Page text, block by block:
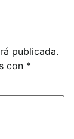
publicada.
con *